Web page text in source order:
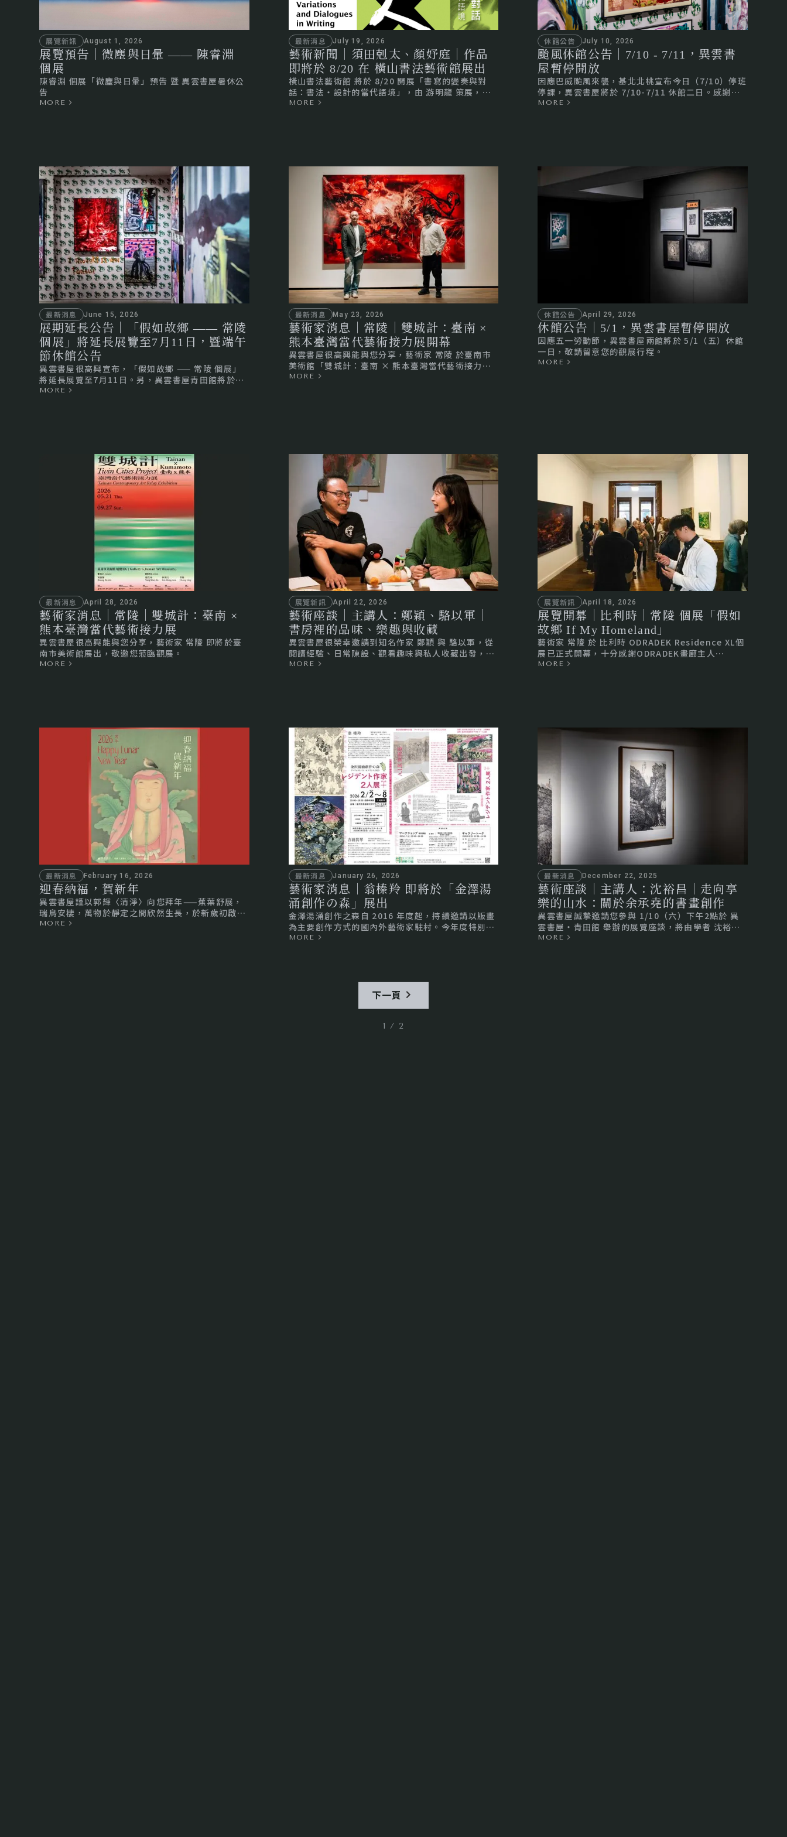
展覽新訊 August 1, 2026
展覽預告｜微塵與日暈 —— 陳睿淵
個展
陳睿淵 個展「微塵與日暈」預告 暨 異雲書屋暑休公
告‍
MORE
最新消息 July 19, 2026
藝術新聞｜須田剋太、顏妤庭｜作品
即將於 8/20 在 橫山書法藝術館展出
橫山書法藝術館 將於 8/20 開展「書寫的變奏與對
話：書法・設計的當代語境」，由 游明龍 策展，邀
集52位藝術家的作品展出。當書法的一次性遇上設計
MORE
休館公告 July 10, 2026
颱風休館公告｜7/10 - 7/11，異雲書
屋暫停開放
因應巴威颱風來襲，基北北桃宣布今日（7/10）停班
停課，異雲書屋將於 7/10-7/11 休館二日。感謝您
的理解。颱風期間請儘量待在室內、注意自身安全。
MORE
最新消息 June 15, 2026
展期延長公告｜「假如故鄉 —— 常陵
個展」將延長展覽至7月11日，暨端午
節休館公告
異雲書屋很高興宣布，「假如故鄉 —— 常陵 個展」
將延長展覽至7月11日。另，異雲書屋青田館將於端
午節當天(6/19)休館一日，Woolloomooloo
MORE
最新消息 May 23, 2026
藝術家消息｜常陵｜雙城計：臺南 ×
熊本臺灣當代藝術接力展開幕
異雲書屋很高興能與您分享，藝術家 常陵 於臺南市
美術館「雙城計：臺南 × 熊本臺灣當代藝術接力
展」，展覽已正式開幕！
MORE
休館公告 April 29, 2026
休館公告｜5/1，異雲書屋暫停開放
因應五一勞動節，異雲書屋兩館將於 5/1（五）休館
一日，敬請留意您的觀展行程。
MORE
最新消息 April 28, 2026
藝術家消息｜常陵｜雙城計：臺南 ×
熊本臺灣當代藝術接力展
異雲書屋很高興能與您分享，藝術家 常陵 即將於臺
南市美術館展出，敬邀您蒞臨觀展。
MORE
展覽新訊 April 22, 2026
藝術座談｜主講人：鄭穎、駱以軍｜
書房裡的品味、樂趣與收藏
異雲書屋很榮幸邀請到知名作家 鄭穎 與 駱以軍，從
閱讀經驗、日常陳設、觀看趣味與私人收藏出發，一
同談書房何以不只是放書的地方，更是一個人安頓心
MORE
展覽新訊 April 18, 2026
展覽開幕｜比利時｜常陵 個展「假如
故鄉 If My Homeland」
藝術家 常陵 於 比利時 ODRADEK Residence XL個
展已正式開幕，十分感謝ODRADEK畫廊主人
Simone Schuiten 女士的學術主持，亦承蒙駐歐盟
MORE
最新消息 February 16, 2026
迎春納福，賀新年
異雲書屋謹以郭輝〈清淨〉向您拜年——蕉葉舒展，
瑞鳥安棲，萬物於靜定之間欣然生長，於新歲初啟的
清朗光景之中迎向圓滿時節。​
MORE
最新消息 January 26, 2026
藝術家消息｜翁榛羚 即將於「金澤湯
涌創作の森」展出
金澤湯涌創作之森自 2016 年度起，持續邀請以版畫
為主要創作方式的國內外藝術家駐村。今年度特別邀
請到來自臺灣的翁榛羚，以及來自日本的吉浦真琴兩
MORE
最新消息 December 22, 2025
藝術座談｜主講人：沈裕昌｜走向享
樂的山水：關於余承堯的書畫創作
異雲書屋誠摯邀請您參與 1/10（六）下午2點於 異
雲書屋・青田館 舉辦的展覽座談，將由學者 沈裕昌
主講，以「走向享樂的山水」為題，探討余承堯的書
MORE
下一頁
1 / 2